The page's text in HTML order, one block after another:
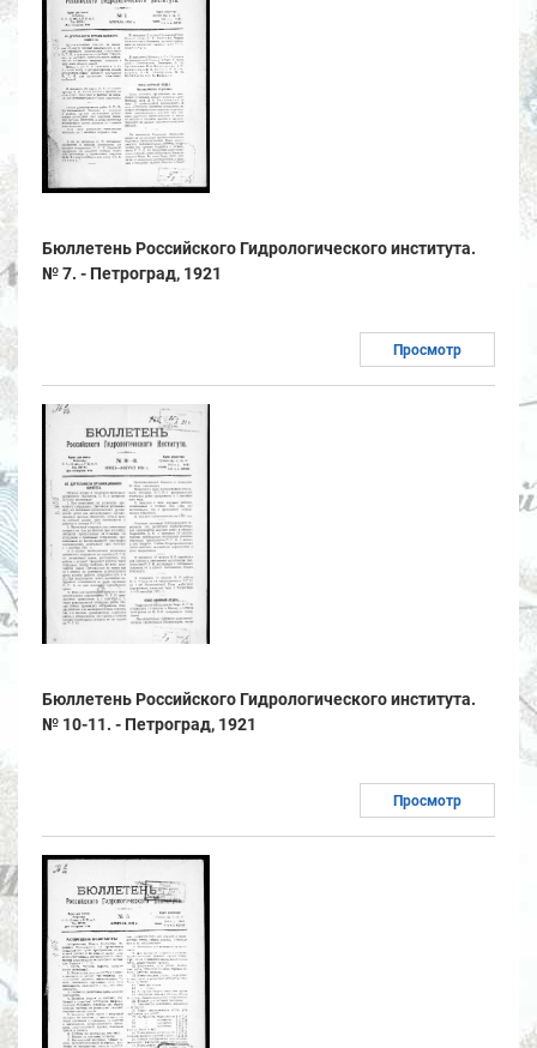
Бюллетень Российского Гидрологического института.
№ 7. - Петроград, 1921
Просмотр
Бюллетень Российского Гидрологического института.
№ 10-11. - Петроград, 1921
Просмотр